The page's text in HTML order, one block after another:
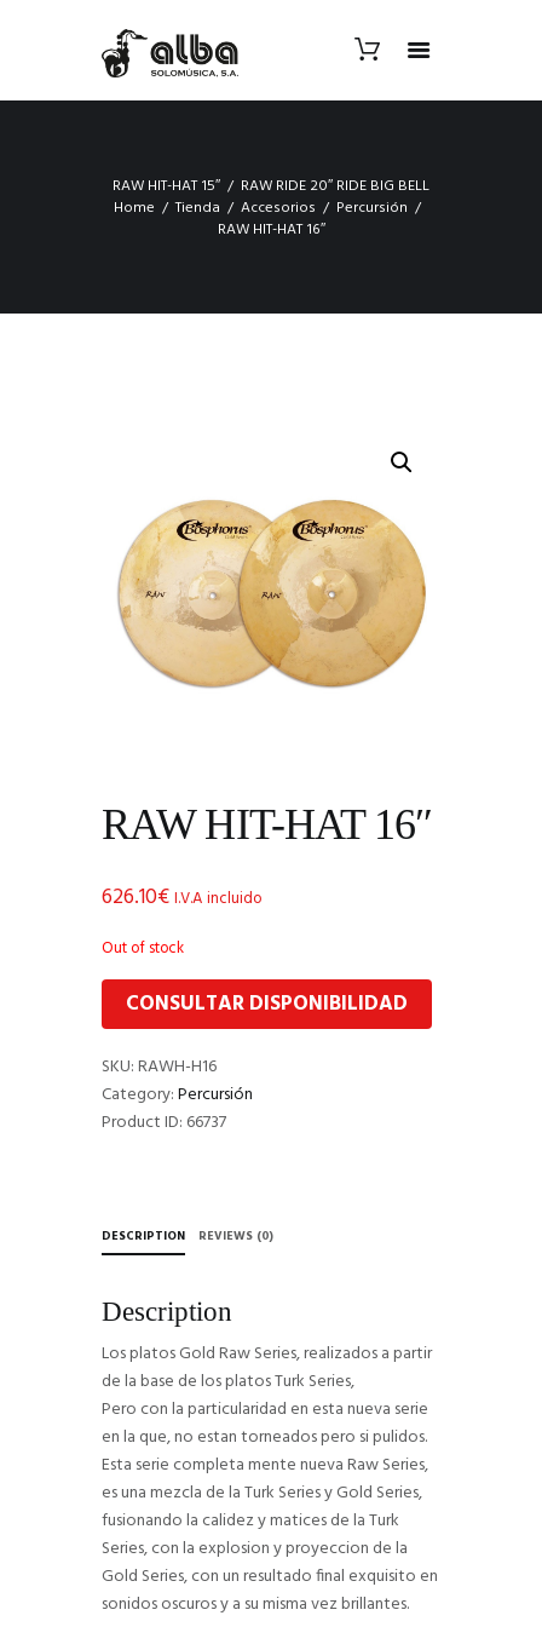
RAW HIT-HAT 15″
RAW RIDE 20″ RIDE BIG BELL
Home
Tienda Accesorios
Percursión
RAW HIT-HAT 16″
RAW HIT-HAT 16″
626.10€I.V.A incluido
Out of stock
CONSULTAR DISPONIBILIDAD
SKU:RAWH-H16
Category:Percursión
Product ID: 66737
DESCRIPTION REVIEWS (0)
Description
Los platos Gold Raw Series, realizados a partir
de la base de los platos Turk Series,
Pero con la particularidad en esta nueva serie
en la que, no estan torneados pero si pulidos.
Esta serie completa mente nueva Raw Series,
es una mezcla de la Turk Series y Gold Series,
fusionando la calidez y matices de la Turk
Series, con la explosion y proyeccion de la
Gold Series, con un resultado final exquisito en
sonidos oscuros y a su misma vez brillantes.